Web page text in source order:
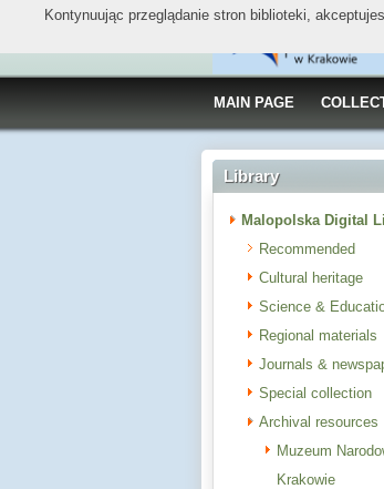
MAIN PAGE
Library
Malopolska Digital
Recommended
Cultural heritage
Science &
Regional materials
Journals &
Special collection
Archival resources
Muzeum
Krakowie
Kontynuując przeglądanie stron biblioteki,